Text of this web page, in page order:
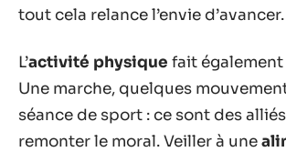
tout cela relance l’envie d’avancer.
L’activité physique fait également
Une marche, quelques
séance de sport : ce sont des
remonter le moral. Veiller à une